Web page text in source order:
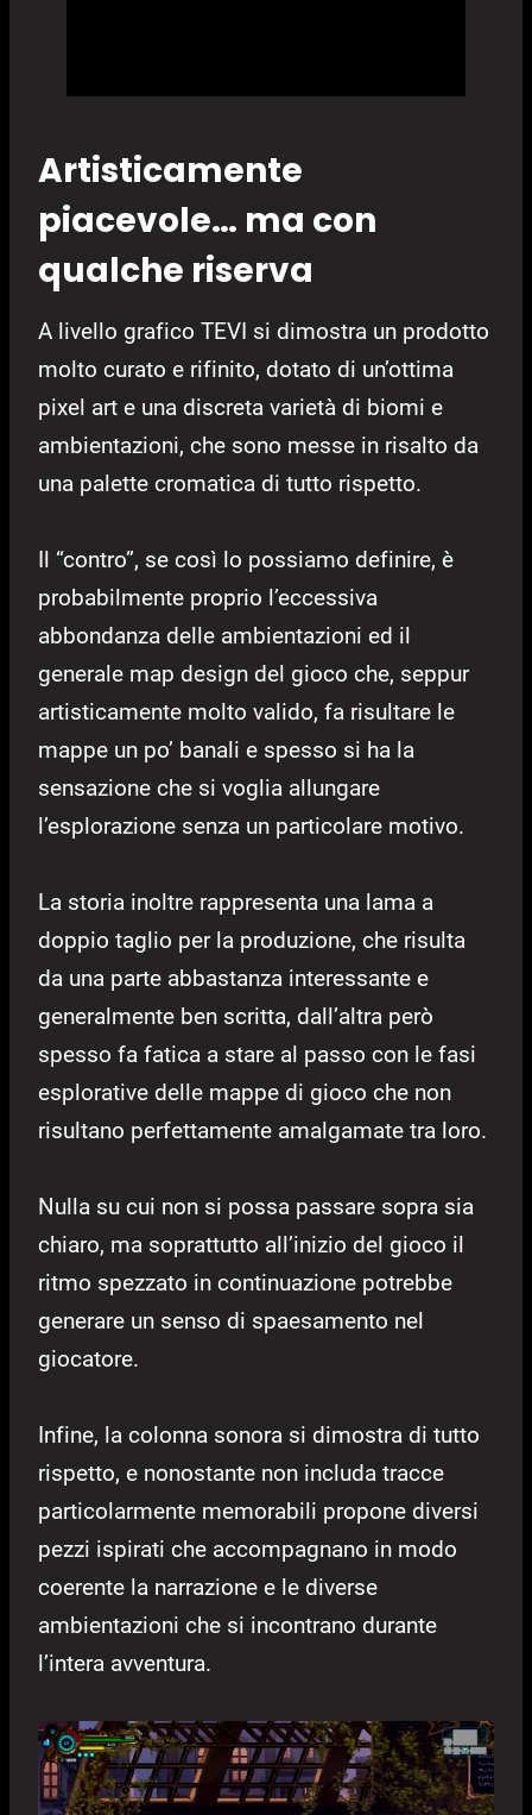
Artisticamente
piacevole… ma con
qualche riserva
A livello grafico TEVI si dimostra un prodotto
molto curato e rifinito, dotato di un’ottima
pixel art e una discreta varietà di biomi e
ambientazioni, che sono messe in risalto da
una palette cromatica di tutto rispetto.
Il “contro”, se così lo possiamo definire, è
probabilmente proprio l’eccessiva
abbondanza delle ambientazioni ed il
generale map design del gioco che, seppur
artisticamente molto valido, fa risultare le
mappe un po’ banali e spesso si ha la
sensazione che si voglia allungare
l’esplorazione senza un particolare motivo.
La storia inoltre rappresenta una lama a
doppio taglio per la produzione, che risulta
da una parte abbastanza interessante e
generalmente ben scritta, dall’altra però
spesso fa fatica a stare al passo con le fasi
esplorative delle mappe di gioco che non
risultano perfettamente amalgamate tra loro.
Nulla su cui non si possa passare sopra sia
chiaro, ma soprattutto all’inizio del gioco il
ritmo spezzato in continuazione potrebbe
generare un senso di spaesamento nel
giocatore.
Infine, la colonna sonora si dimostra di tutto
rispetto, e nonostante non includa tracce
particolarmente memorabili propone diversi
pezzi ispirati che accompagnano in modo
coerente la narrazione e le diverse
ambientazioni che si incontrano durante
l’intera avventura.